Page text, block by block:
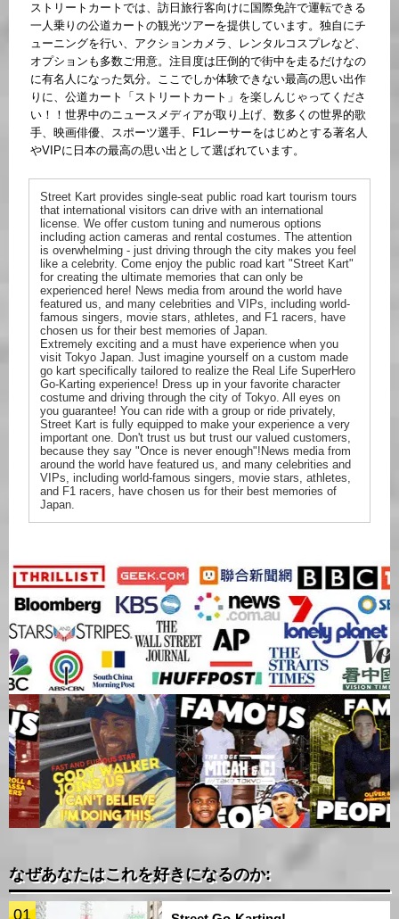
ストリートカートでは、訪日旅行客向けに国際免許で運転できる
一人乗りの公道カートの観光ツアーを提供しています。独自にチ
ューニングを行い、アクションカメラ、レンタルコスプレなど、
オプションも多数ご用意。注目度は圧倒的で街中を走るだけなの
に有名人になった気分。ここでしか体験できない最高の思い出作
りに、公道カート「ストリートカート」を楽しんじゃってくださ
い！！世界中のニュースメディアが取り上げ、数多くの世界的歌
手、映画俳優、スポーツ選手、F1レーサーをはじめとする著名人
やVIPに日本の最高の思い出として選ばれています。
Street Kart provides single-seat public road kart tourism tours
that international visitors can drive with an international
license. We offer custom tuning and numerous options
including action cameras and rental costumes. The attention
is overwhelming - just driving through the city makes you feel
like a celebrity. Come enjoy the public road kart "Street Kart"
for creating the ultimate memories that can only be
experienced here! News media from around the world have
featured us, and many celebrities and VIPs, including world-
famous singers, movie stars, athletes, and F1 racers, have
chosen us for their best memories of Japan.
Extremely exciting and a must have experience when you
visit Tokyo Japan. Just imagine yourself on a custom made
go kart specifically tailored to realize the Real Life SuperHero
Go-Karting experience! Dress up in your favorite character
costume and driving through the city of Tokyo. All eyes on
you guarantee! You can ride with a group or ride privately,
Street Kart is fully equipped to make your experience a very
important one. Don't trust us but trust our valued customers,
because they say "Once is never enough"!News media from
around the world have featured us, and many celebrities and
VIPs, including world-famous singers, movie stars, athletes,
and F1 racers, have chosen us for their best memories of
Japan.
なぜあなたはこれを好きになるのか:
01